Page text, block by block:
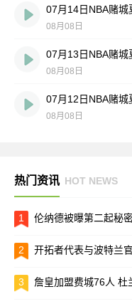
07月14日NBA赌城
08月08日
07月13日NBA赌城
08月08日
07月12日NBA赌城
08月08日
热门资讯 HOT NEWS
1 伦纳德被曝第二起秘
2 开拓者代表与波特兰官
3 詹皇加盟费城76人 杜兰